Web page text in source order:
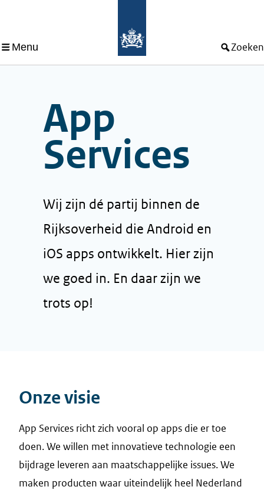
Menu Zoeken
App
Services
Wij zijn dé partij binnen de
Rijksoverheid die Android en
iOS apps ontwikkelt. Hier zijn
we goed in. En daar zijn we
trots op!
Onze visie
App Services richt zich vooral op apps die er toe
doen. We willen met innovatieve technologie een
bijdrage leveren aan maatschappelijke issues. We
maken producten waar uiteindelijk heel Nederland